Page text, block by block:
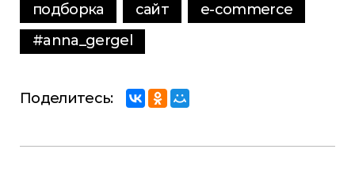
подборка
сайт
e-commerce
#anna_gergel
Поделитесь: